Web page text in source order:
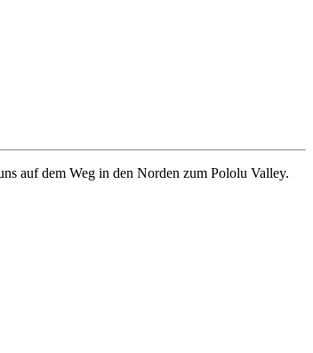
auf dem Weg in den Norden zum Pololu Valley.